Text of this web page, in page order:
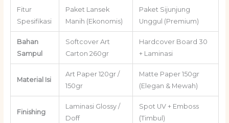
Fitur
Spesifikasi
Paket Lansek
Manih (Ekonomis)
Paket Sijunjung
Unggul (Premium)
Bahan
Sampul
Softcover Art
Carton 260gr
Hardcover Board 30
+ Laminasi
Material Isi
Art Paper 120gr /
150gr
Matte Paper 150gr
(Elegan & Mewah)
Finishing
Laminasi Glossy /
Doff
Spot UV + Emboss
(Timbul)